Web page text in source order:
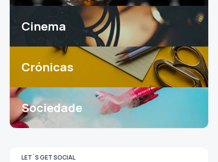
Cinema
Crónicas
Sociedade
LET`S GET SOCIAL